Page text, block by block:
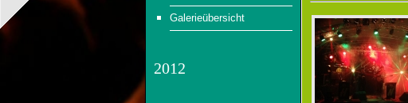
Galerieübersicht
2012